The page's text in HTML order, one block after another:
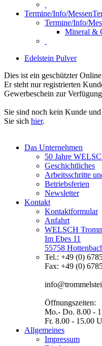
Termine/Info/Messen
Termine/Info/
Mineral &
Edelstein Pulver
Dies ist ein geschützter
Er steht nur registrierten
Gewerbeschein zur
Sie sind noch kein Kunde
Sie sich hier.
Das Unternehmen
50 Jahre
Geschichtliches
Arbeitsschritte
Betriebsferien
Newsletter
Kontakt
Kontaktformular
Anfahrt
WELSCH
Im Ebes 11
55758
Tel.: +49 (0)
Fax: +49 (0)
Öffnungszeiten:
Mo.- Do. 8.00 -
Fr. 8.00 - 15.00
Allgemeines
Impressum